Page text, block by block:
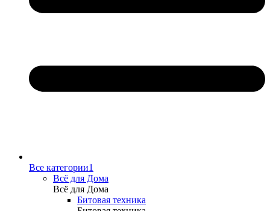
Все категории1
Всё для Дома
Всё для Дома
Битовая техника